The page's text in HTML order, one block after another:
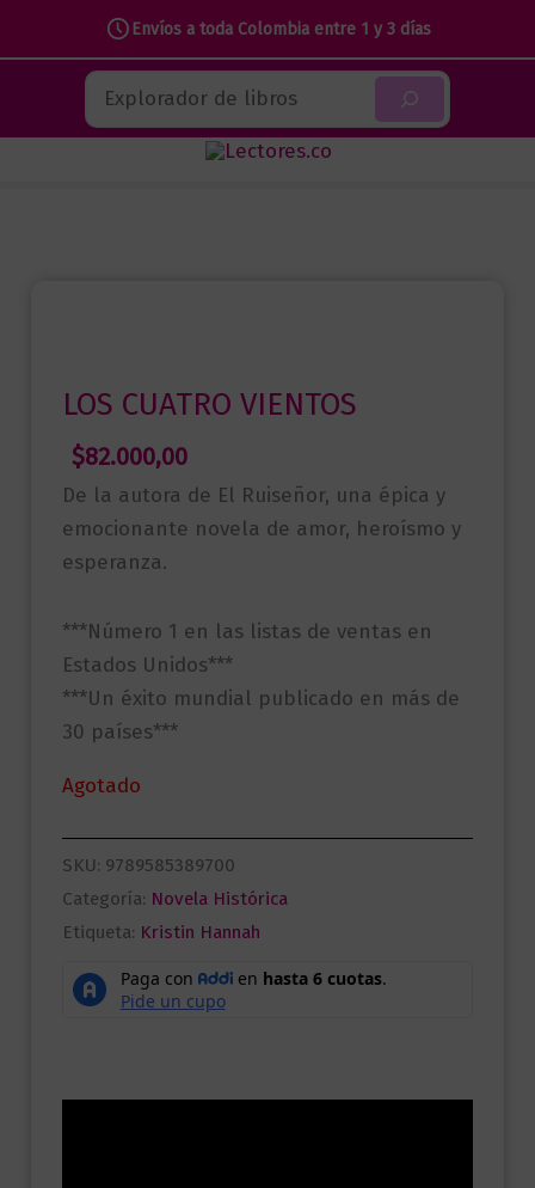
Envíos a toda Colombia entre 1 y 3 días
contenido
Buscar
LOS CUATRO VIENTOS
$82.000,00
De la autora de El Ruiseñor, una épica y
emocionante novela de amor, heroísmo y
esperanza.
***Número 1 en las listas de ventas en
Estados Unidos***
***Un éxito mundial publicado en más de
30 países***
Agotado
SKU: 9789585389700
Categoría: Novela Histórica
Etiqueta: Kristin Hannah